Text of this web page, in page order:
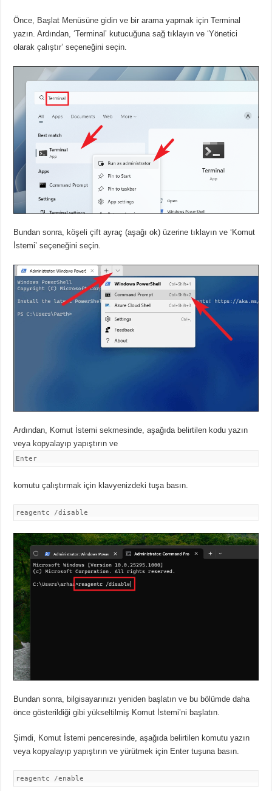
Önce, Başlat Menüsüne gidin ve bir arama yapmak için Terminal
yazın.Ardından, ‘Terminal’ kutucuğuna sağ tıklayın ve ‘Yönetici
olarak çalıştır’ seçeneğini seçin.
Bundan sonra, köşeli çift ayraç (aşağı ok) üzerine tıklayın ve ‘Komut
İstemi’ seçeneğini seçin.
Ardından, Komut İstemi sekmesinde, aşağıda belirtilen kodu yazın
veya kopyalayıp yapıştırın ve
Enter
komutu çalıştırmak için klavyenizdeki tuşa basın.
reagentc /disable
Bundan sonra, bilgisayarınızı yeniden başlatın ve bu bölümde daha
önce gösterildiği gibi yükseltilmiş Komut İstemi’ni başlatın.
Şimdi, Komut İstemi penceresinde, aşağıda belirtilen komutu yazın
veya kopyalayıp yapıştırın ve yürütmek için Enter tuşuna basın.
reagentc /enable